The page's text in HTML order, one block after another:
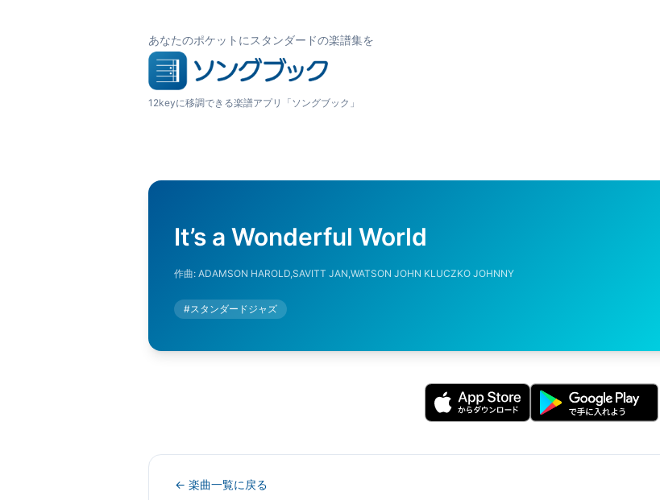
あなたのポケットにスタンダードの楽譜集を
12keyに移調できる楽譜アプリ「ソングブック」
It’s a Wonderful World
作曲: ADAMSON HAROLD,SAVITT JAN,WATSON JOHN KLUCZKO JOHNNY
#スタンダードジャズ
← 楽曲一覧に戻る